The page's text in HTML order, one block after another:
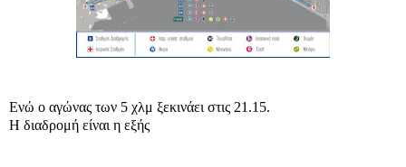
Ενώ ο αγώνας των 5 χλμ ξεκινάει στις 21.15.
Η διαδρομή είναι η εξής